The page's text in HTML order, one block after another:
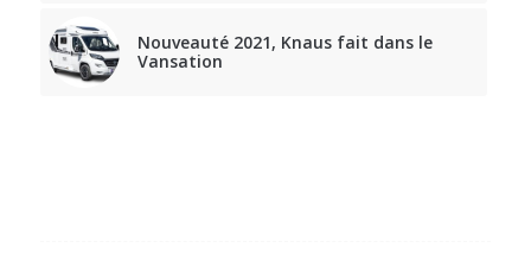
Nouveauté 2021, Knaus fait dans le
Vansation